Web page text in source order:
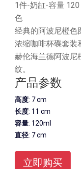
1件-奶缸-容量
色
经典的阿波尼橙色
浓缩咖啡杯碟套装
赫伦海兰德阿波尼
纹。
产品参数
高度: 7 cm
长度: 11 cm
容量: 120ml
直径: 7 cm
立即购买